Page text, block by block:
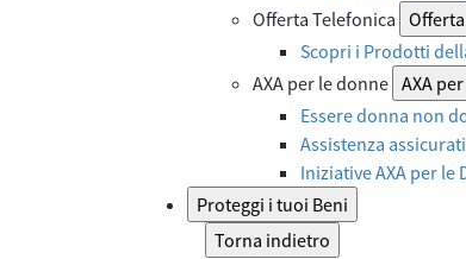
Offerta Telefonica
Scopri i Prodotti
AXA per le donne AXA
Essere donna non
Assistenza
Iniziative AXA per le
Proteggi i tuoi Beni
Torna indietro